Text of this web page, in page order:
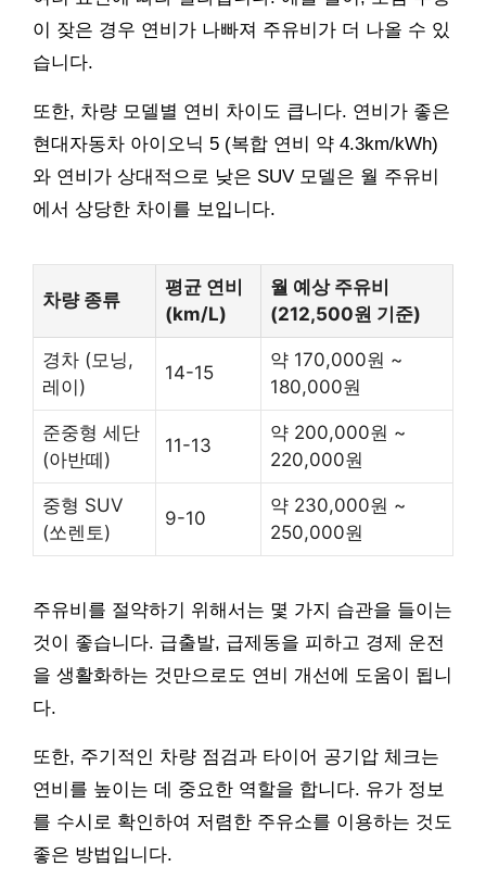
이 잦은 경우 연비가 나빠져 주유비가 더 나올 수 있
습니다.
또한, 차량 모델별 연비 차이도 큽니다. 연비가 좋은
현대자동차 아이오닉 5 (복합 연비 약 4.3km/kWh)
와 연비가 상대적으로 낮은 SUV 모델은 월 주유비
에서 상당한 차이를 보입니다.
차량 종류
평균 연비
(km/L)
월 예상 주유비
(212,500원 기준)
경차 (모닝,
레이)
14-15
약 170,000원 ~
180,000원
준중형 세단
(아반떼)
11-13
약 200,000원 ~
220,000원
중형 SUV
(쏘렌토)
9-10
약 230,000원 ~
250,000원
주유비를 절약하기 위해서는 몇 가지 습관을 들이는
것이 좋습니다. 급출발, 급제동을 피하고 경제 운전
을 생활화하는 것만으로도 연비 개선에 도움이 됩니
다.
또한, 주기적인 차량 점검과 타이어 공기압 체크는
연비를 높이는 데 중요한 역할을 합니다. 유가 정보
를 수시로 확인하여 저렴한 주유소를 이용하는 것도
좋은 방법입니다.